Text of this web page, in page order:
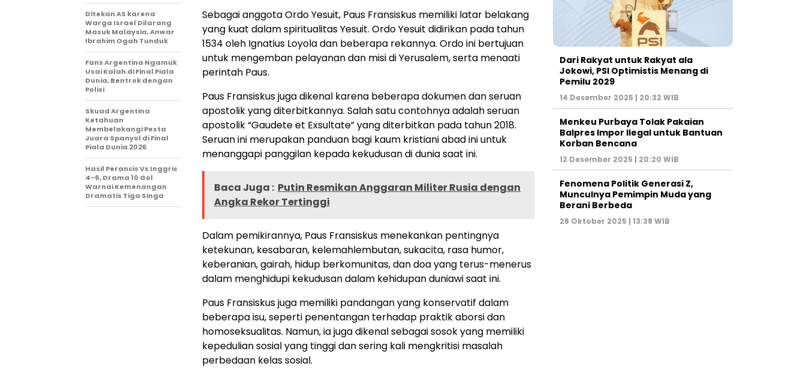
Sebagai anggota Ordo Yesuit, Paus Fransiskus memiliki latar belakang
yang kuat dalam spiritualitas Yesuit. Ordo Yesuit didirikan pada tahun
1534 oleh Ignatius Loyola dan beberapa rekannya. Ordo ini bertujuan
untuk mengemban pelayanan dan misi di Yerusalem, serta menaati
perintah Paus.
Paus Fransiskus juga dikenal karena beberapa dokumen dan seruan
apostolik yang diterbitkannya. Salah satu contohnya adalah seruan
apostolik “Gaudete et Exsultate” yang diterbitkan pada tahun 2018.
Seruan ini merupakan panduan bagi kaum kristiani abad ini untuk
menanggapi panggilan kepada kekudusan di dunia saat ini.
Baca Juga : Putin Resmikan Anggaran Militer Rusia dengan
Angka Rekor Tertinggi
Dalam pemikirannya, Paus Fransiskus menekankan pentingnya
ketekunan, kesabaran, kelemahlembutan, sukacita, rasa humor,
keberanian, gairah, hidup berkomunitas, dan doa yang terus-menerus
dalam menghidupi kekudusan dalam kehidupan duniawi saat ini.
Paus Fransiskus juga memiliki pandangan yang konservatif dalam
beberapa isu, seperti penentangan terhadap praktik aborsi dan
homoseksualitas. Namun, ia juga dikenal sebagai sosok yang memiliki
kepedulian sosial yang tinggi dan sering kali mengkritisi masalah
perbedaan kelas sosial.
Ditekan AS karena
Warga Israel Dilarang
Masuk Malaysia, Anwar
Ibrahim Ogah Tunduk
Fans Argentina Ngamuk
Usai Kalah di Final Piala
Dunia, Bentrok dengan
Polisi
Skuad Argentina
Ketahuan
Membelakangi Pesta
Juara Spanyol di Final
Piala Dunia 2026
Hasil Perancis Vs Inggris
4-6, Drama 10 Gol
Warnai Kemenangan
Dramatis Tiga Singa
Dari Rakyat untuk Rakyat ala
Jokowi, PSI Optimistis Menang di
Pemilu 2029
14 Desember 2025 | 20:32 WIB
Menkeu Purbaya Tolak Pakaian
Balpres Impor Ilegal untuk Bantuan
Korban Bencana
12 Desember 2025 | 20:20 WIB
Fenomena Politik Generasi Z,
Munculnya Pemimpin Muda yang
Berani Berbeda
28 Oktober 2025 | 13:38 WIB